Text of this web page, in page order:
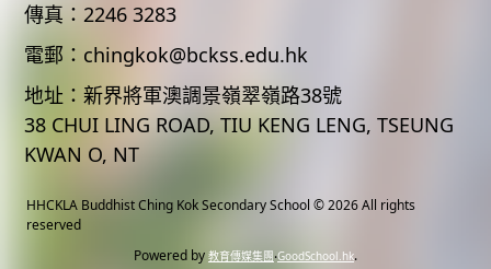
傳真： 2246 3283
電郵： chingkok@bckss.edu.hk
地址： 新界將軍澳調景嶺翠嶺路38號
38 CHUI LING ROAD, TIU KENG LENG, TSEUNG
KWAN O, NT
HHCKLA Buddhist Ching Kok Secondary School © 2026 All rights
reserved
Powered by 教育傳媒集團 ‧GoodSchool.hk.